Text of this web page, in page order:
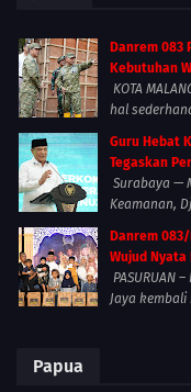
Danrem 083
Kebutuhan
KOTA
hal
Guru Hebat
Tegaskan
Surabaya —
Keamanan,
Danrem
Wujud Nyata
PASURUAN
Jaya
Papua